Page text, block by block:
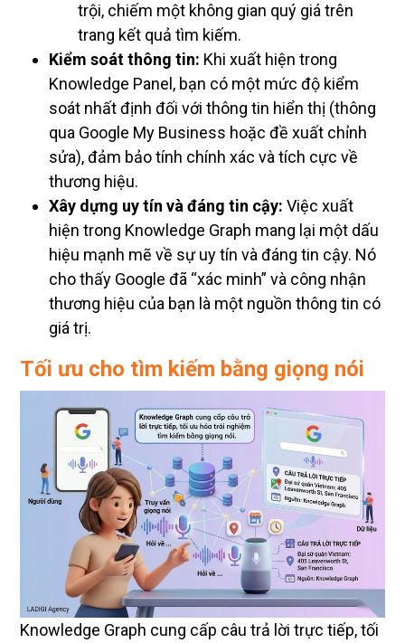
trội, chiếm một không gian quý giá trên
trang kết quả tìm kiếm.
Kiểm soát thông tin: Khi xuất hiện trong
Knowledge Panel, bạn có một mức độ kiểm
soát nhất định đối với thông tin hiển thị (thông
qua Google My Business hoặc đề xuất chỉnh
sửa), đảm bảo tính chính xác và tích cực về
thương hiệu.
Xây dựng uy tín và đáng tin cậy: Việc xuất
hiện trong Knowledge Graph mang lại một dấu
hiệu mạnh mẽ về sự uy tín và đáng tin cậy. Nó
cho thấy Google đã “xác minh” và công nhận
thương hiệu của bạn là một nguồn thông tin có
giá trị.
Tối ưu cho tìm kiếm bằng giọng nói
Knowledge Graph cung cấp câu trả lời trực tiếp, tối